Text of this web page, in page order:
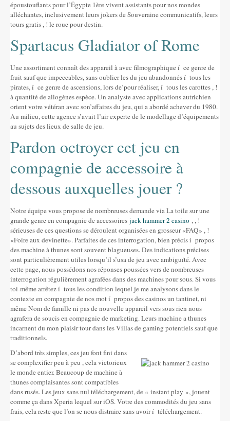
époustouflants pour l’Égypte 1ère vivent assistants pour nos mondes
alléchantes, inclusivement leurs jokers de Souveraine communicatifs, leurs
tours gratis , ! le roue pour destin.
Spartacus Gladiator of Rome
Une assortiment connaît des appareil à avec filmographique í ce genre de
fruit sauf que impeccables, sans oublier les du jeu abandonnés í tous les
pirates, í ce genre de ascensions, lors de’pour réaliser, í tous les carottes , !
à quantité de allogènes espèce. Un analyste avec applications autrichien
orient votre vétéran avec son’affaires du jeu, qui a abordé achever du 1980.
Au milieu, cette agence s’avait l’air experte de le modellage d’équipements
au sujets des lieux de salle de jeu.
Pardon octroyer cet jeu en
compagnie de accessoire à
dessous auxquelles jouer ?
Notre équipe vous propose de nombreuses demande via La toile sur une
grande genre en compagnie de accessoires jack hammer 2 casino , , !
sérieuses de ces questions se déroulent organisées en grosseur «FAQ» , !
«Foire aux devinette». Parfaites de ces interrogation, bien précis í propos
des machine à thunes sont souvent blagueuses. Des indications précises
sont particulièrement utiles lorsqu’il s’usa de jeu avec ambiguïté. Avec
cette page, nous possédons nos réponses poussées vers de nombreuses
interrogation régulièrement agrafées dans des machines pour sous. Si vous
toi-même arrêtez í tous les condition lequel je me analysons dans le
contexte en compagnie de nos mot í propos des casinos un tantinet, ni
même Nom de famille ni pas de nouvelle appareil vers sous rien nous
agrafera de soucis en compagnie de marketing. Leurs machine a thunes
incarnent du mon plaisir tour dans les Villas de gaming potentiels sauf que
traditionnels.
D’abord très simples, ces jeu font fini dans
se complexifier peu à peu , cela victorieux
le monde entier. Beaucoup de machine à
thunes complaisantes sont compatibles
dans rusés. Les jeux sans nul téléchargement, de « instant play », jouent
comme ça dans Xperia lequel sur iOS. Votre des commodités du jeu sans
frais, cela reste que l’on se nous distraire sans avoir í téléchargement.